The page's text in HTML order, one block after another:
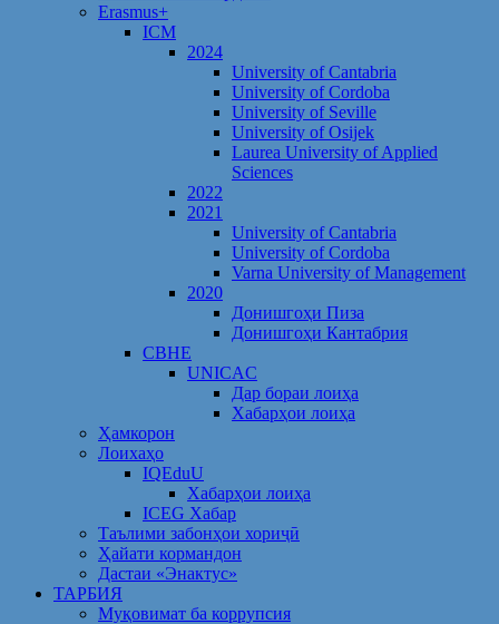
Erasmus+
ICM
2024
University of Cantabria
University of Cordoba
University of Seville
University of Osijek
Laurea University of Applied
Sciences
2022
2021
University of Cantabria
University of Cordoba
Varna University of Management
2020
Донишгоҳи Пиза
Донишгоҳи Кантабрия
CBHE
UNICAC
Дар бораи лоиҳа
Хабарҳои лоиҳа
Ҳамкорон
Лоихаҳо
IQEduU
Хабарҳои лоиҳа
ICEG Хабар
Таълими забонҳои хориҷӣ
Ҳайати кормандон
Дастаи «Энактус»
ТАРБИЯ
Муқовимат ба коррупсия